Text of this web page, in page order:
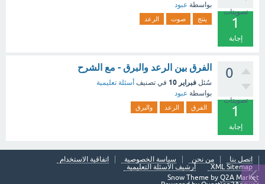
تصويتات
1
إجابة
بواسطة عبود
ينتج صوت الرعد
0
تصويتات
1
إجابة
الفرق بين الرعد والبرق - مع الشرح
سُئل فبراير 10 في تصنيف أسئلة تعليمية
بواسطة عبود
الفرق الرعد والبرق
اتصل بنا من نحن سياسة الخصوصية
اتفاقية الاستخدام
XML Sitemap
أرشيف الأسئلة التعليمية
Snow Theme by Q2A Market